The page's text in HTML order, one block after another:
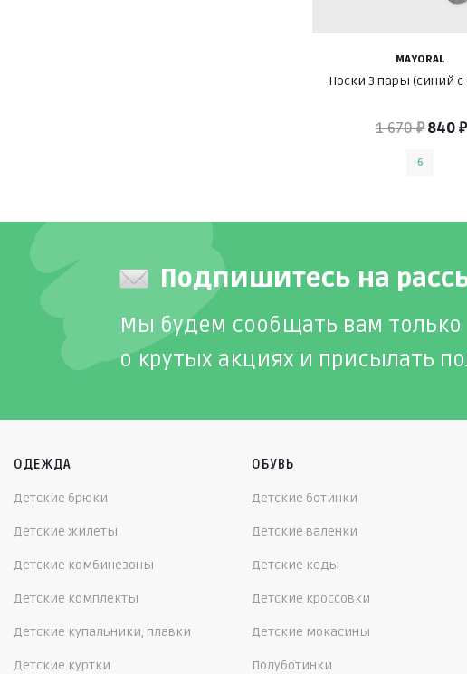
MAYORAL
Носки 3 пары (синий
1 670 ₽840 ₽
6
Подпишитесь на
Мы будем сообщать вам только
о крутых акциях и присылать
ОДЕЖДА
Детские брюки
Детские жилеты
Детские комбинезоны
Детские комплекты
Детские купальники, плавки
Детские куртки
ОБУВЬ
Детские ботинки
Детские валенки
Детские кеды
Детские кроссовки
Детские мокасины
Полуботинки